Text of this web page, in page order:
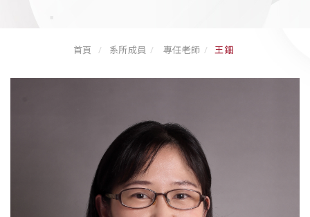
首頁 系所成員 專任老師 王鈿